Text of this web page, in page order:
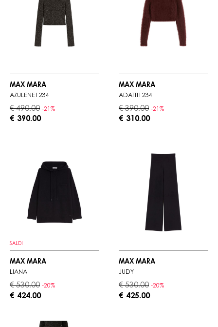
MAX MARA
AZULENE1234
€ 490.00 -21%
€ 390.00
MAX MARA
ADATTI1234
€ 390.00 -21%
€ 310.00
SALDI
MAX MARA
LIANA
€ 530.00 -20%
€ 424.00
MAX MARA
JUDY
€ 530.00 -20%
€ 425.00